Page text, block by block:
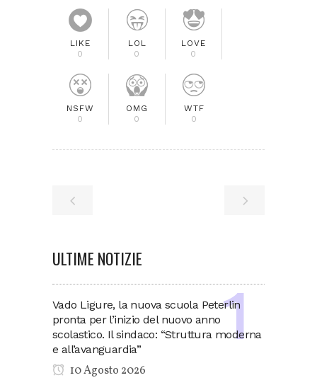
LIKE
0
LOL
0
LOVE
0
NSFW
0
OMG
0
WTF
0
ULTIME NOTIZIE
Vado Ligure, la nuova scuola Peterlin
pronta per l’inizio del nuovo anno
scolastico. Il sindaco: “Struttura moderna
e all’avanguardia”
10 Agosto 2026